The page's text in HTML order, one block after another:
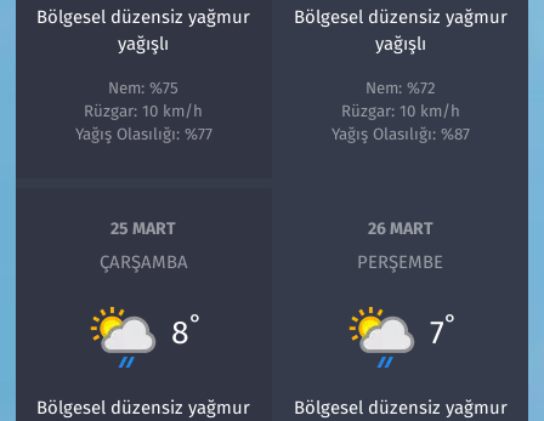
Bölgesel düzensiz yağmur
yağışlı
Nem: %75
Rüzgar: 10 km/h
Yağış Olasılığı: %77
Bölgesel düzensiz yağmur
yağışlı
Nem: %72
Rüzgar: 10 km/h
Yağış Olasılığı: %87
25 MART
ÇARŞAMBA
8°
Bölgesel düzensiz yağmur
26 MART
PERŞEMBE
7°
Bölgesel düzensiz yağmur